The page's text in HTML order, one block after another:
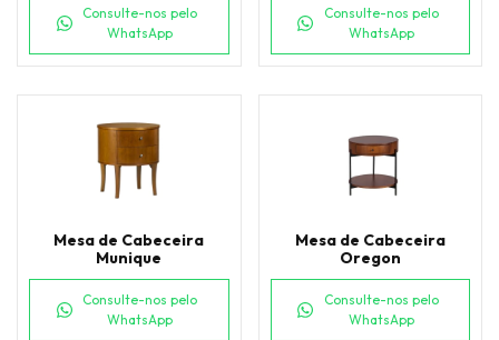
Consulte-nos pelo
WhatsApp
Consulte-nos pelo
WhatsApp
Mesa de Cabeceira
Munique
Consulte-nos pelo
WhatsApp
Mesa de Cabeceira
Oregon
Consulte-nos pelo
WhatsApp